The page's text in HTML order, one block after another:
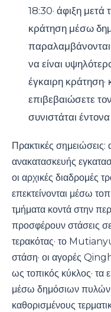
18:30· άφιξη μετά
κράτηση μέσω
να είναι
έγκαιρη κράτηση·
επιβεβαιώσετε
συνιστάται
Πρακτικές
ανακατασκευής
οι αρχικές διαδρομές
επεκτείνονται μέσω
τμήματα κοντά στην
προσφέρουν στάσεις
τερακότας· το
στάση· οι αγορές
ως τοπικός κύκλος· τα
μέσω δημόσιων
καθορισμένους